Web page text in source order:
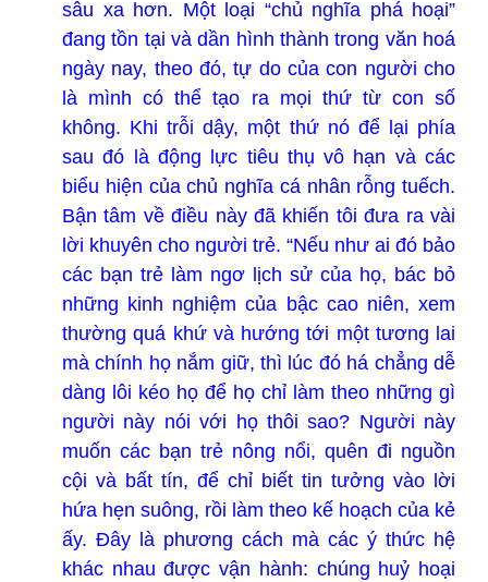
sâu xa hơn. Một loại “chủ nghĩa phá hoại”
đang tồn tại và dần hình thành trong văn hoá
ngày nay, theo đó, tự do của con người cho
là mình có thể tạo ra mọi thứ từ con số
không. Khi trỗi dậy, một thứ nó để lại phía
sau đó là động lực tiêu thụ vô hạn và các
biểu hiện của chủ nghĩa cá nhân rỗng tuếch.
Bận tâm về điều này đã khiến tôi đưa ra vài
lời khuyên cho người trẻ. “Nếu như ai đó bảo
các bạn trẻ làm ngơ lịch sử của họ, bác bỏ
những kinh nghiệm của bậc cao niên, xem
thường quá khứ và hướng tới một tương lai
mà chính họ nắm giữ, thì lúc đó há chẳng dễ
dàng lôi kéo họ để họ chỉ làm theo những gì
người này nói với họ thôi sao? Người này
muốn các bạn trẻ nông nổi, quên đi nguồn
cội và bất tín, để chỉ biết tin tưởng vào lời
hứa hẹn suông, rồi làm theo kế hoạch của kẻ
ấy. Đây là phương cách mà các ý thức hệ
khác nhau được vận hành: chúng huỷ hoại